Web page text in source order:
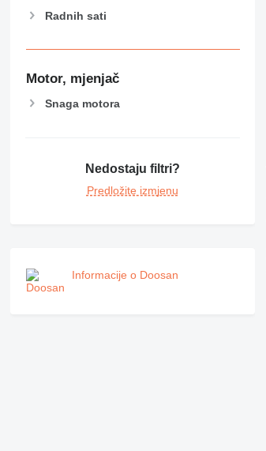
Radnih sati
Motor, mjenjač
Snaga motora
Nedostaju filtri?
Predložite izmjenu
Informacije o Doosan